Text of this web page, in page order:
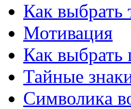
Как выбрать
Мотивация
Как выбрать
Тайные
Символикa